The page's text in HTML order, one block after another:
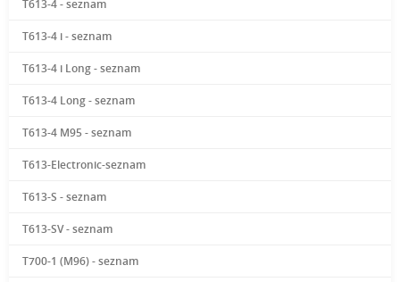
T613-4 - seznam
T613-4 i - seznam
T613-4 i Long - seznam
T613-4 Long - seznam
T613-4 M95 - seznam
T613-Electronic-seznam
T613-S - seznam
T613-SV - seznam
T700-1 (M96) - seznam